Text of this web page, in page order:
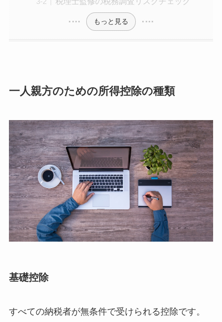
もっと見る
一人親方のための所得控除の種類
基礎控除
すべての納税者が無条件で受けられる控除です。